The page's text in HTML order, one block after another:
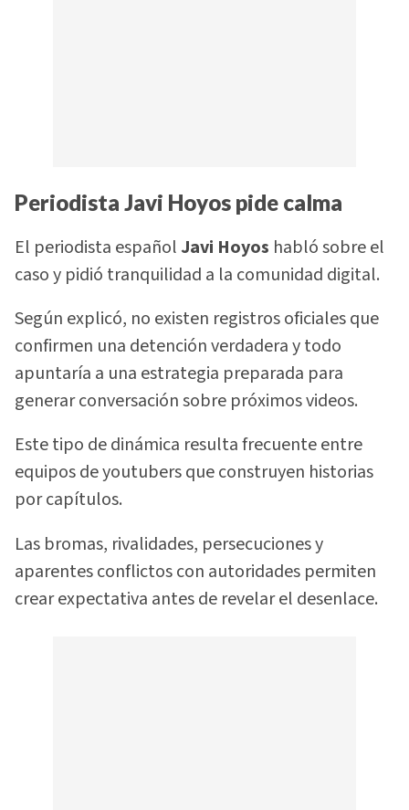
Periodista Javi Hoyos pide calma
El periodista españolJavi Hoyos habló sobre el
caso y pidió tranquilidad a la comunidad digital.
Según explicó, no existen registros oficiales que
confirmen una detención verdadera y todo
apuntaría a una estrategia preparada para
generar conversación sobre próximos videos.
Este tipo de dinámica resulta frecuente entre
equipos de youtubers que construyen historias
por capítulos.
Las bromas, rivalidades, persecuciones y
aparentes conflictos con autoridades permiten
crear expectativa antes de revelar el desenlace.